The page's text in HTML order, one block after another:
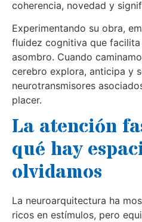
coherencia, novedad y
Experimentando su obra,
fluidez cognitiva que
asombro. Cuando
cerebro explora, anticipa y
neurotransmisores
placer.
La atención
qué hay
olvidamos
La neuroarquitectura ha
ricos en estímulos, pero